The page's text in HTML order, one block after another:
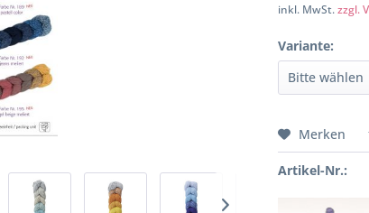
inkl. MwSt.zzgl.
Variante:
Merken
Artikel-Nr.: